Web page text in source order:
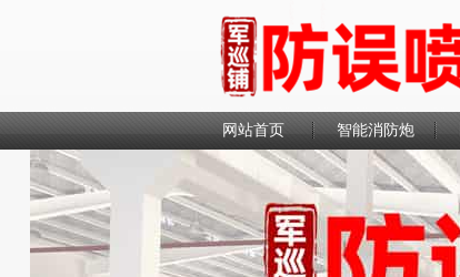
网站首页 智能消防炮
联系我们